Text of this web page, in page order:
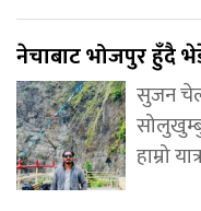
नेचाबाट भोजपुर हुँदै
सुजन
हाम्रो